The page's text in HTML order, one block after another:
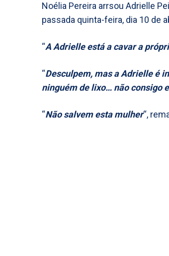
Noélia Pereira arrsou Adrielle
passada quinta-feira, dia 10 de
“A Adrielle está a cavar a
“Desculpem, mas a Adrielle é
ninguém de lixo… não consigo
“Não salvem esta mulher“,